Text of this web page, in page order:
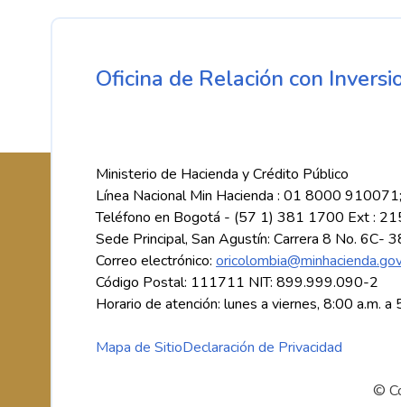
Oficina de Relación con
Ministerio de Hacienda y Crédito Público
Línea Nacional Min Hacienda : 01 8000 910071;
Teléfono en Bogotá - (57 1) 381 1700 Ext :
Sede Principal, San Agustín: Carrera 8 No. 6C-
Correo electrónico:
Código Postal: 111711 NIT: 899.999.090-2
Horario de atención: lunes a viernes, 8:00 a.m. a
Mapa de SitioDeclaración de Privacidad
©